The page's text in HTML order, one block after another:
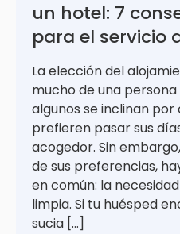
un hotel: 7
para el servicio
La elección del
mucho de una
algunos se inclinan por
prefieren pasar sus
acogedor. Sin
de sus preferencias,
en común: la
limpia. Si tu huésped
sucia […]